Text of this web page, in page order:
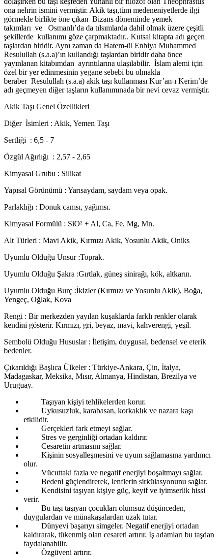
ona nehrin ismini vermiştir. Akik taşı,tüm medeneniyetlerde ilgi
görmekle birlikte öne çıkan Bizans döneminde yemek
takımları ve
Osmanlı’da da tılsımlarda dahil olmak üzere çeşitli
şekillerde kullanımı göze çarpmaktadır.. Kutsal kitapta adı geçen
taşlardan biridir. Aynı zaman da Hatem-ül Enbiya Muhammed
Resulullah (s.a.a)’ın kullandığı taşlardan biridir daha önce
yayınlanan kitabımdan ayrıntılarına ulaşılabilir. İslam alemi için
özel bir yer edinmesinin yegane sebebi bu olmakla
beraber Resulullah (s.a.a) akik taşı kullanması Kur’an-ı Kerim’de
adı geçmeyen diğer taşların kullanımınada bir nevi cevaz vermiştir.
Akik Taşı Genel Özellikleri
Diğer İsimleri : Akik, Yemen Taşı
Sertliği : 6,5 - 7
Özgül Ağırlığı : 2,57 - 2,65
Kimyasal Grubu : Silikat
Yapısal Görünümü : Yarısaydam, saydam veya opak.
Parlaklığı : Donuk camsı, yağımsı.
Kimyasal Formülü : SiO² + Al, Ca, Fe, Mg, Mn.
Alt Türleri : Mavi Akik, Kırmızı Akik, Yosunlu Akik, Oniks
Uyumlu Olduğu Unsur :Toprak.
Uyumlu Olduğu Şakra :Gırtlak, güneş sinirağı, kök, altkarın.
Uyumlu Olduğu Burç :İkizler (Kırmızı ve Yosunlu Akik), Boğa,
Yengeç, Oğlak, Kova
Rengi : Bir merkezden yayılan kuşaklarda farklı renkler olarak
kendini gösterir. Kırmızı, gri, beyaz, mavi, kahverengi, yeşil.
Sembolü Olduğu Hususlar : İletişim, duygusal, bedensel ve eterik
bedenler.
Çıkarıldığı Başlıca Ülkeler : Türkiye-Ankara, Çin, İtalya,
Madagaskar, Meksika, Mısır, Almanya, Hindistan, Brezilya ve
Uruguay.
Taşıyan kişiyi tehlikelerden korur.
Uykusuzluk, karabasan, korkaklık ve nazara kaşı
etkilidir.
Gerçekleri fark etmeyi sağlar.
Stres ve gerginliği ortadan kaldırır.
Cesaretin artmasını sağlar.
Kişinin sosyalleşmesini ve uyum sağlamasına yardımcı
olur.
Vücuttaki fazla ve negatif enerjiyi boşaltmayı sağlar.
Bedeni güçlendirerek, lenflerin sirkülasyonunu sağlar.
Kendisini taşıyan kişiye güç, keyif ve iyimserlik hissi
verir.
Bu taşı taşıyan çocukları olumsuz düşünceden,
duygulardan ve münakaşalardan uzak tutar.
Dünyevi başarıyı simgeler. Negatif enerjiyi ortadan
kaldırarak, tükenmiş olan cesareti artırır. İş adamları bu taşdan
faydalanabilir.
Özgüveni artırır.